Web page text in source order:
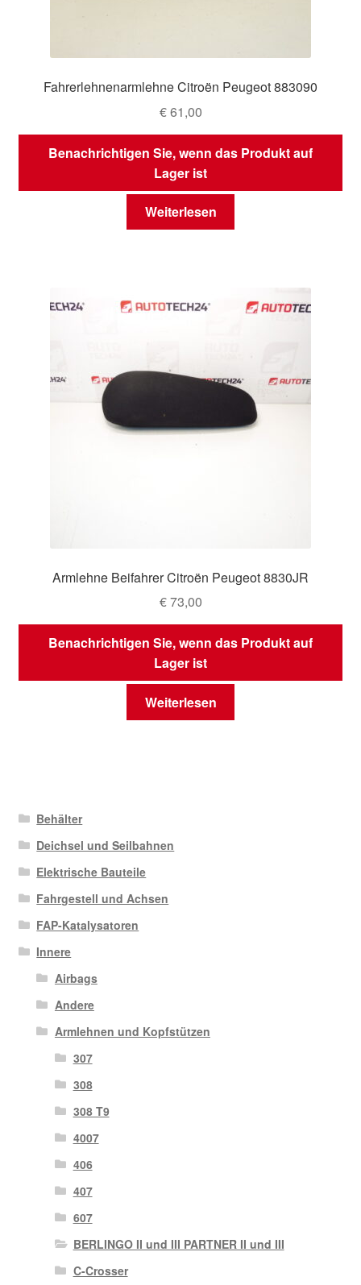
Fahrerlehnenarmlehne Citroën Peugeot 883090
€61,00
Benachrichtigen Sie, wenn das Produkt auf
Lager ist
Weiterlesen
Armlehne Beifahrer Citroën Peugeot 8830JR
€73,00
Benachrichtigen Sie, wenn das Produkt auf
Lager ist
Weiterlesen
Behälter
Deichsel und Seilbahnen
Elektrische Bauteile
Fahrgestell und Achsen
FAP-Katalysatoren
Innere
Airbags
Andere
Armlehnen und Kopfstützen
307
308
308 T9
4007
406
407
607
BERLINGO II und III PARTNER II und III
C-Crosser